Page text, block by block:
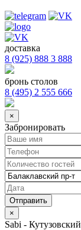
доставка
8 (925) 888 3 888
бронь столов
8 (495) 2 555 666
×
Забронировать
×
Sabi - Кутузовский